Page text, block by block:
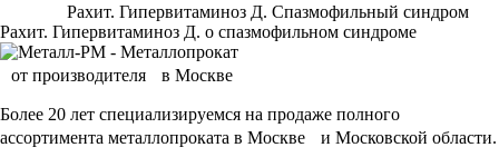
Рахит. Гипервитаминоз Д. Спазмофильный синдром
Рахит. Гипервитаминоз Д. о спазмофильном синдроме
Более 20 лет специализируемся на продаже полного
ассортимента металлопроката в Москве и Московской области.